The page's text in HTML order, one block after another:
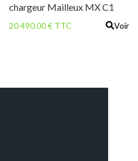
chargeur Mailleux MX C1
20 490.00 € TTC Voir